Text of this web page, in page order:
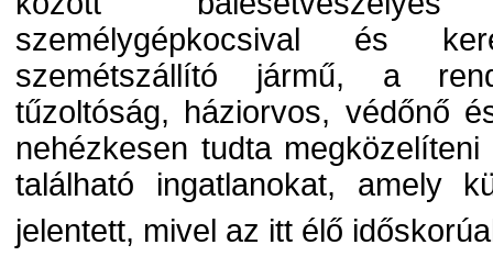
személygépkocsival és
szemétszállító jármű, a
tűzoltóság, háziorvos, védőnő
nehézkesen tudta
található ingatlanokat, amely
jelentett, mivel az itt élő